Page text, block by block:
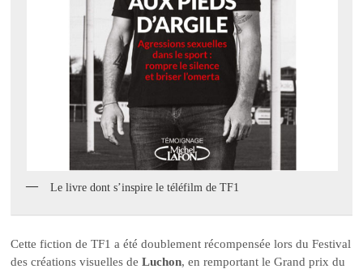
Le livre dont s’inspire le téléfilm de TF1
Cette fiction de TF1 a été doublement récompensée lors du Festival
des créations visuelles de Luchon, en remportant le Grand prix du